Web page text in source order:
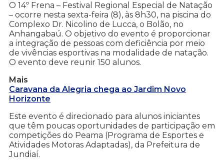
O 14º Frena – Festival Regional Especial de Natação
– ocorre nesta sexta-feira (8), às 8h30, na piscina do
Complexo Dr. Nicolino de Lucca, o Bolão, no
Anhangabaú. O objetivo do evento é proporcionar
a integração de pessoas com deficiência por meio
de vivências esportivas na modalidade de natação.
O evento deve reunir 150 alunos.
Mais
Caravana da Alegria chega ao Jardim Novo
Horizonte
Este evento é direcionado para alunos iniciantes
que têm poucas oportunidades de participação em
competições do Peama (Programa de Esportes e
Atividades Motoras Adaptadas), da Prefeitura de
Jundiaí.